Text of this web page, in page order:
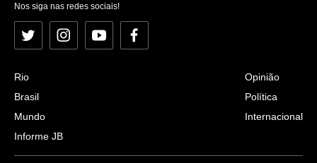
Nos siga nas redes sociais!
Twitter InstagramYouTubeFacebook
Rio
Brasil
Mundo
Informe JB
Opinião
Política
Internacional